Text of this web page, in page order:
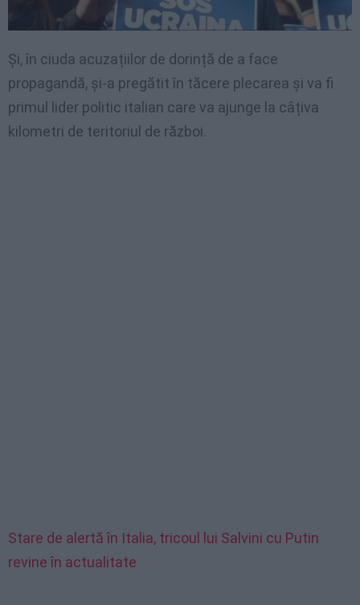
Și, în ciuda acuzațiilor de dorință de a face
propagandă, și-a pregătit în tăcere plecarea și va fi
primul lider politic italian care va ajunge la câțiva
kilometri de teritoriul de război.
Stare de alertă în Italia, tricoul lui Salvini cu Putin
revine în actualitate